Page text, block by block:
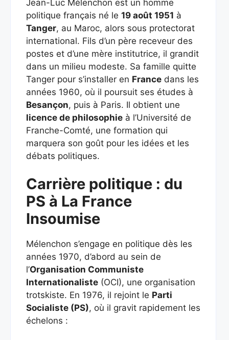
Jean-Luc Mélenchon est un homme
politique français né le 19 août 1951 à
Tanger, au Maroc, alors sous protectorat
international. Fils d’un père receveur des
postes et d’une mère institutrice, il grandit
dans un milieu modeste. Sa famille quitte
Tanger pour s’installer en France dans les
années 1960, où il poursuit ses études à
Besançon, puis à Paris. Il obtient une
licence de philosophie à l’Université de
Franche-Comté, une formation qui
marquera son goût pour les idées et les
débats politiques.
Carrière politique : du
PS à La France
Insoumise
Mélenchon s’engage en politique dès les
années 1970, d’abord au sein de
l’Organisation Communiste
Internationaliste (OCI), une organisation
trotskiste. En 1976, il rejoint le Parti
Socialiste (PS), où il gravit rapidement les
échelons :